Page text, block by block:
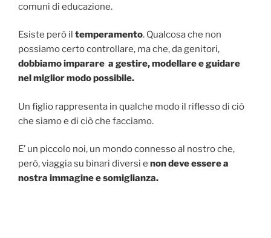
comuni di educazione.
Esiste però il temperamento. Qualcosa che non
possiamo certo controllare, ma che, da genitori,
dobbiamo imparare a gestire, modellare e guidare
nel miglior modo possibile.
Un figlio rappresenta in qualche modo il riflesso di ciò
che siamo e di ciò che facciamo.
E’ un piccolo noi, un mondo connesso al nostro che,
però, viaggia su binari diversi e non deve essere a
nostra immagine e somiglianza.